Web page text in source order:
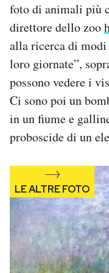
Notifiche mobile
Regala il Post
Hai bisogno di
Esci
foto di animali più
direttore dello zoo
alla ricerca di
loro giornate”,
possono vedere i
Ci sono poi un
in un fiume e
proboscide di un